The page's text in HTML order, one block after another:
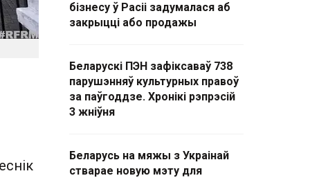
бізнесу ў Расіі задумалася аб
закрыцці або продажы
Беларускі ПЭН зафіксаваў 738
парушэнняў культурных правоў
за паўгоддзе. Хронікі рэпрэсій
3 жніўня
Беларусь на мяжы з Украінай
стварае новую мэту для